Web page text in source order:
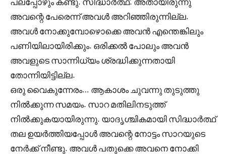
അവന്റെ പേരെന്ന് അവൾ അറിഞ്ഞിരുന്നില്ല.
അവൾ നോക്കുമ്പോഴൊക്കെ അവൻ എന്തെങ്കിലും
പണിയിലായിരിക്കും. ഒരിക്കൽ പോലും അവൻ
അവളുടെ സാന്നിധ്യം ശ്രദ്ധിക്കുന്നതായി
തോന്നിയിട്ടില്ല.
ഒരു വൈകുന്നേരം… ആകാശം ചുവന്നു തുടുത്തു
നിൽക്കുന്ന സമയം. സാറ മതിലിനടുത്ത്
നിൽക്കുകയായിരുന്നു. യാദൃശ്ചികമായി സിദ്ധാർത്ഥ്
തല ഉയർത്തിയപ്പോൾ അവന്റെ നോട്ടം സാറയുടെ
നേർക്ക് നീണ്ടു. അവൾ പതുക്കെ അവനെ നോക്കി